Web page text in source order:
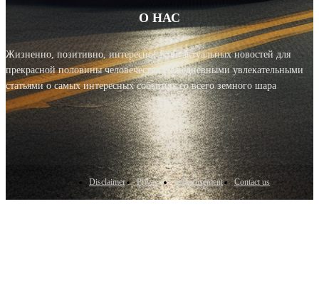
О НАС
Жизненно, позитивно, интересно! Блог актуальных новостей для
прекрасной половины человечества с ежедневными увлекательными
статьями о самых интересных событиях со всего земного шара
Disclaimer Privacy Advertisement Contact us